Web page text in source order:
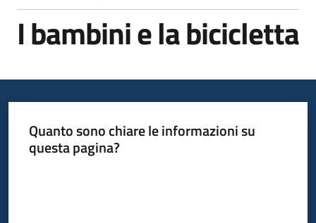
famiglie
Informazioni
I bambini e la bicicletta
Quanto sono chiare le informazioni su
questa pagina?